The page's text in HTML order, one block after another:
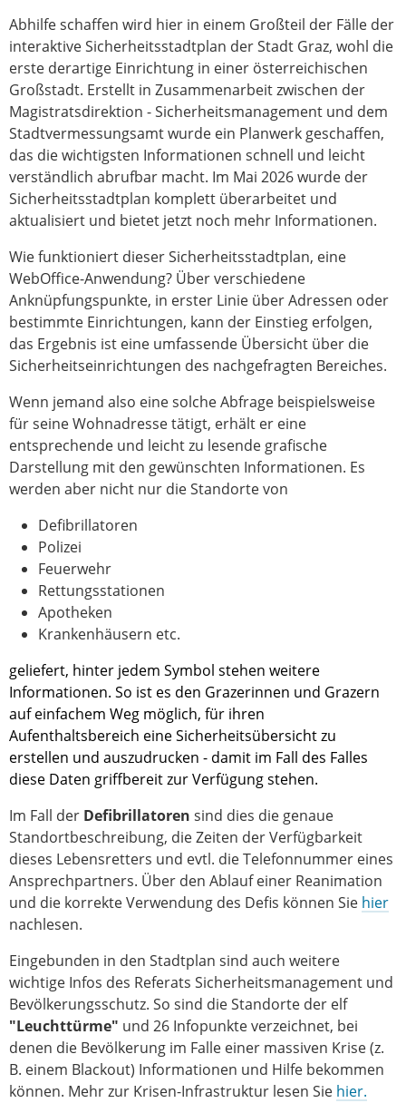
Abhilfe schaffen wird hier in einem Großteil der Fälle der
interaktive Sicherheitsstadtplan der Stadt Graz, wohl die
erste derartige Einrichtung in einer österreichischen
Großstadt. Erstellt in Zusammenarbeit zwischen der
Magistratsdirektion - Sicherheitsmanagement und dem
Stadtvermessungsamt wurde ein Planwerk geschaffen,
das die wichtigsten Informationen schnell und leicht
verständlich abrufbar macht. Im Mai 2026 wurde der
Sicherheitsstadtplan komplett überarbeitet und
aktualisiert und bietet jetzt noch mehr Informationen.
Wie funktioniert dieser Sicherheitsstadtplan, eine
WebOffice-Anwendung? Über verschiedene
Anknüpfungspunkte, in erster Linie über Adressen oder
bestimmte Einrichtungen, kann der Einstieg erfolgen,
das Ergebnis ist eine umfassende Übersicht über die
Sicherheitseinrichtungen des nachgefragten Bereiches.
Wenn jemand also eine solche Abfrage beispielsweise
für seine Wohnadresse tätigt, erhält er eine
entsprechende und leicht zu lesende grafische
Darstellung mit den gewünschten Informationen. Es
werden aber nicht nur die Standorte von
Defibrillatoren
Polizei
Feuerwehr
Rettungsstationen
Apotheken
Krankenhäusern etc.
geliefert, hinter jedem Symbol stehen weitere
Informationen. So ist es den Grazerinnen und Grazern
auf einfachem Weg möglich, für ihren
Aufenthaltsbereich eine Sicherheitsübersicht zu
erstellen und auszudrucken - damit im Fall des Falles
diese Daten griffbereit zur Verfügung stehen.
Im Fall der Defibrillatoren sind dies die genaue
Standortbeschreibung, die Zeiten der Verfügbarkeit
dieses Lebensretters und evtl. die Telefonnummer eines
Ansprechpartners. Über den Ablauf einer Reanimation
und die korrekte Verwendung des Defis können Sie hier
nachlesen.
Eingebunden in den Stadtplan sind auch weitere
wichtige Infos des Referats Sicherheitsmanagement und
Bevölkerungsschutz. So sind die Standorte der elf
"Leuchttürme" und 26 Infopunkte verzeichnet, bei
denen die Bevölkerung im Falle einer massiven Krise (z.
B. einem Blackout) Informationen und Hilfe bekommen
können. Mehr zur Krisen-Infrastruktur lesen Sie hier.